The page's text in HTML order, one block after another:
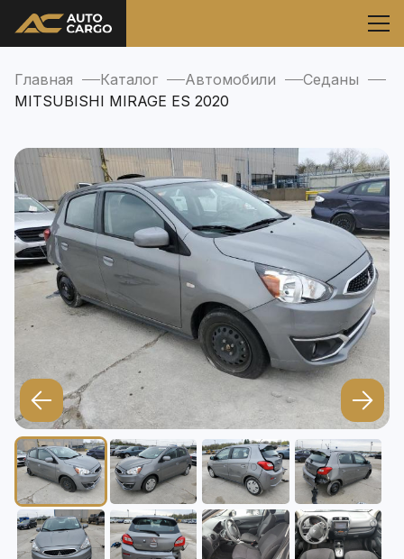
Главная Каталог Автомобили
Седаны
MITSUBISHI MIRAGE ES 2020